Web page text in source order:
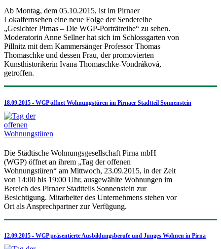
Ab Montag, dem 05.10.2015, ist im Pirnaer
Lokalfernsehen eine neue Folge der Sendereihe
„Gesichter Pirnas – Die WGP-Porträtreihe“ zu sehen.
Moderatorin Anne Sellner hat sich im Schlossgarten von
Pillnitz mit dem Kammersänger Professor Thomas
Thomaschke und dessen Frau, der promovierten
Kunsthistorikerin Ivana Thomaschke-Vondráková,
getroffen.
18.09.2015 - WGP öffnet Wohnungstüren im Pirnaer Stadtteil Sonnenstein
Die Städtische Wohnungsgesellschaft Pirna mbH
(WGP) öffnet an ihrem „Tag der offenen
Wohnungstüren“ am Mittwoch, 23.09.2015, in der Zeit
von 14:00 bis 19:00 Uhr, ausgewählte Wohnungen im
Bereich des Pirnaer Stadtteils Sonnenstein zur
Besichtigung. Mitarbeiter des Unternehmens stehen vor
Ort als Ansprechpartner zur Verfügung.
12.09.2015 - WGP präsentierte Ausbildungsberufe und Junges Wohnen in Pirna